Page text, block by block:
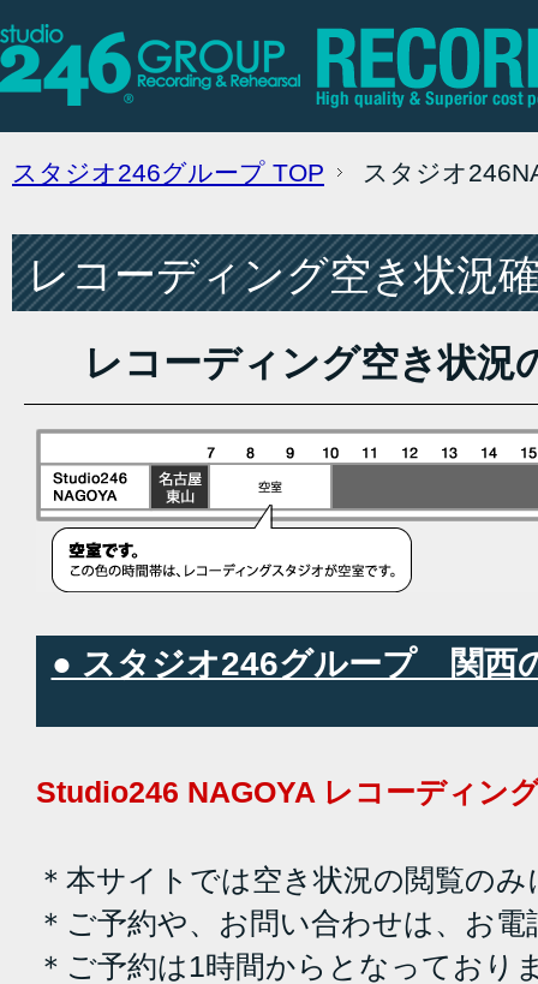
スタジオ246グループ TOP スタジオ
レコーディング空き状況
レコーディング空き状況
● スタジオ246グループ 関西
Studio246 NAGOYA レコーディン
＊本サイトでは空き状況の閲覧の
＊ご予約や、お問い合わせは、お
＊ご予約は1時間からとなっており